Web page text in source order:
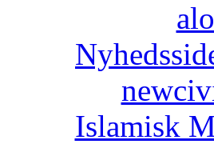
Islamisk